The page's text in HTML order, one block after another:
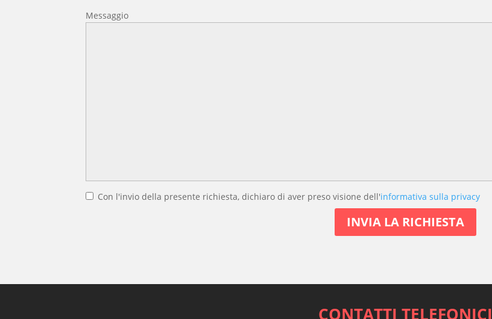
Messaggio
Con l'invio della presente richiesta, dichiaro di aver preso visione dell'informativa sulla privacy
CONTATTI TELEFONICI